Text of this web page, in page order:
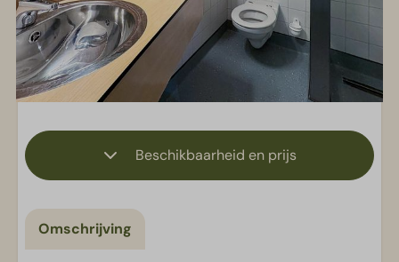
Beschikbaarheid en prijs
Omschrijving